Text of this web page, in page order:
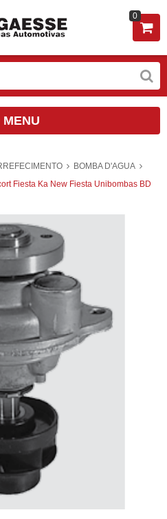
0
MENU
BOMBA D'AGUA
Fiesta Ka New Fiesta Unibombas BD